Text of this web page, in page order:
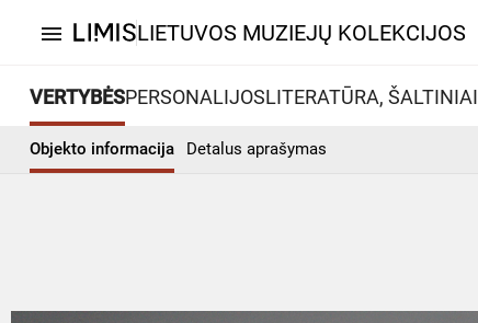
menu LIETUVOS MUZIEJŲ KOLEKCIJOS
VERTYBĖSPERSONALIJOSLITERATŪRA, ŠALTINIAI
Objekto informacija Detalus aprašymas